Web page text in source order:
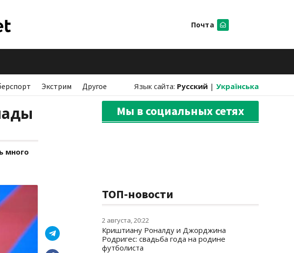
Почта
Экстрим Другое Язык сайта: Русский | Українська
много
Мы в социальных сетях
ТОП-новости
2 августа, 20:22
Криштиану Роналду и Джорджина
Родригес: свадьба года на родине
футболиста